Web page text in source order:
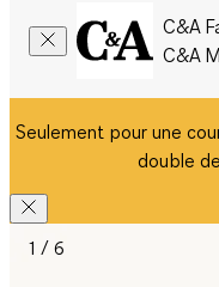
C&A
C&A
Seulement pour une
double
1 / 6